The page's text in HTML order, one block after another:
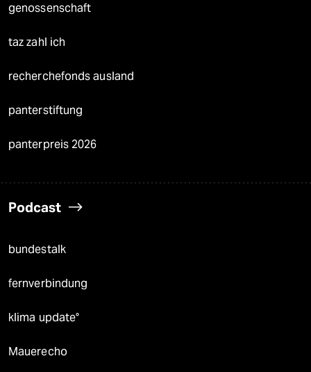
genossenschaft
taz zahl ich
recherchefonds ausland
panterstiftung
panterpreis 2026
Podcast
bundestalk
fernverbindung
klima update°
Mauerecho